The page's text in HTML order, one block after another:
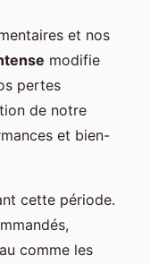
et nos
modifie
pertes
de notre
et bien-
cette période.
comme les